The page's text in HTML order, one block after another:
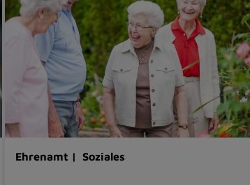
Ehrenamt | Soziales